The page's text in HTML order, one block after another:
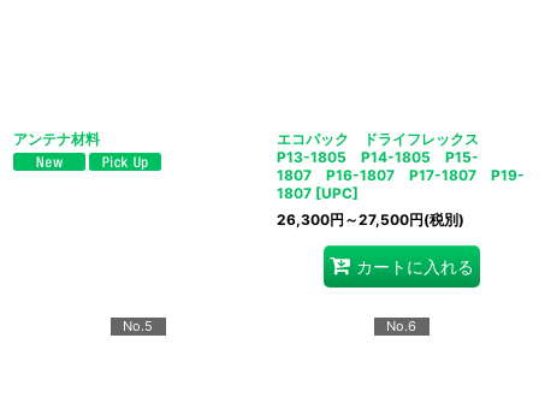
アンテナ材料
エコパック ドライフレックス
P13-1805 P14-1805 P15-
1807 P16-1807 P17-1807 P19-
1807 [UPC]
26,300円 ～27,500円(税別)
カートに入れる
No.5 No.6